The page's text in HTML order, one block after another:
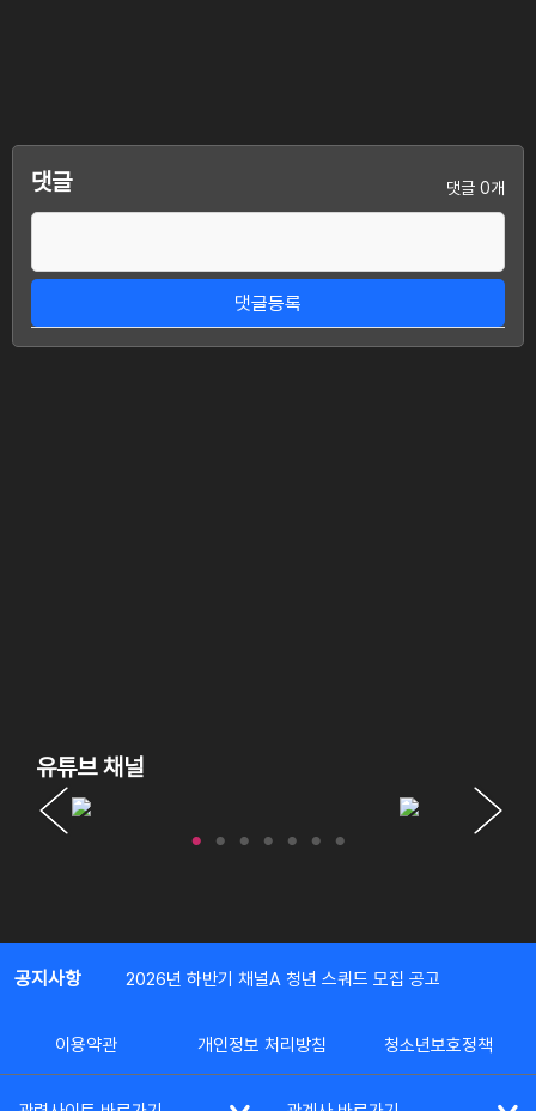
댓글 댓글 0개
댓글등록
유튜브 채널
공지사항 2026년 하반기 채널A 청년 스쿼드 모집 공고
이용약관 개인정보 처리방침 청소년보호정책